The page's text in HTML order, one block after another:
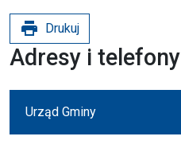
print Drukuj
Adresy i telefony
Urząd Gminy